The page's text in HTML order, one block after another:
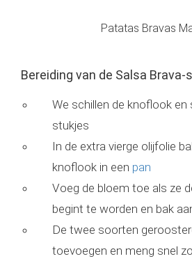
Patatas Bravas
Bereiding van de Salsa Brava-
We schillen de knoflook en
stukjes
In de extra vierge olijfolie
knoflook in een pan
Voeg de bloem toe als ze
begint te worden en bak
De twee soorten
toevoegen en meng snel